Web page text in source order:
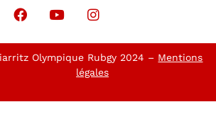
Olympique Rubgy 2024 – Mentions
légales